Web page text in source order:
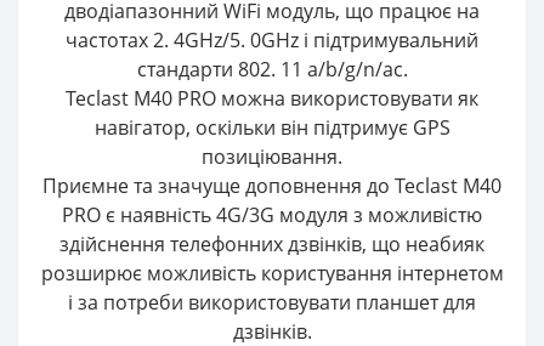
дводіапазонний WiFi модуль, що працює на
частотах 2. 4GHz/5. 0GHz і підтримувальний
стандарти 802. 11 a/b/g/n/ac.
Teclast M40 PRO можна використовувати як
навігатор, оскільки він підтримує GPS
позиціювання.
Приємне та значуще доповнення до Teclast M40
PRO є наявність 4G/3G модуля з можливістю
здійснення телефонних дзвінків, що неабияк
розширює можливість користування інтернетом
і за потреби використовувати планшет для
дзвінків.